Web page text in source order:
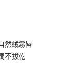
然絨霧唇
不拔乾